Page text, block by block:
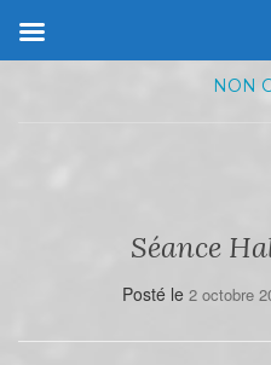
NON
Séance
Posté le 2 octobre